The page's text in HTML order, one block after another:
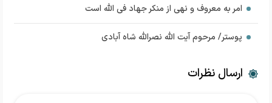
امر به معروف و نهی از منکر جهاد فی الله است
پوستر/ مرحوم آیت الله نصرالله شاه آبادی
ارسال نظرات